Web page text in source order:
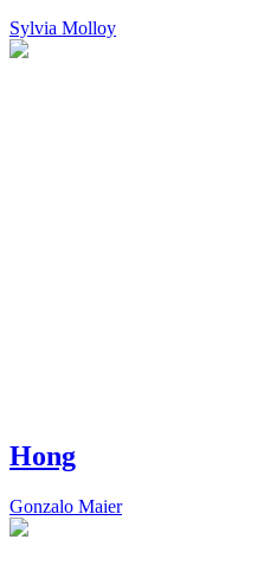
Sylvia Molloy
Hong
Gonzalo Maier